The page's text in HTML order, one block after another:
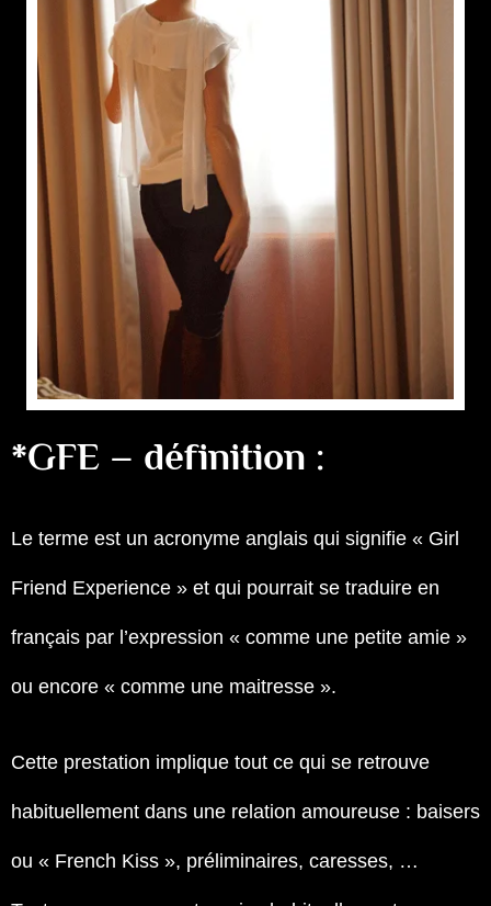
*GFE – définition :
Le terme est un acronyme anglais qui signifie « Girl
Friend Experience » et qui pourrait se traduire en
français par l’expression « comme une petite amie »
ou encore « comme une maitresse ».
Cette prestation implique tout ce qui se retrouve
habituellement dans une relation amoureuse : baisers
ou « French Kiss », préliminaires, caresses, …